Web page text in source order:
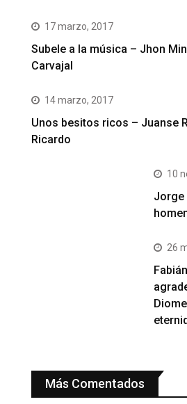
17 marzo, 2017
Subele a la música – Jhon
Carvajal
14 marzo, 2017
Unos besitos ricos – Juanse
Ricardo
10
Jorge
26
Más Comentados